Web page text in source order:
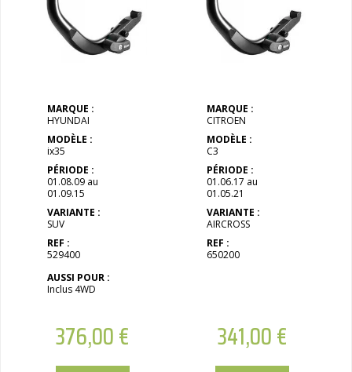
MARQUE :
HYUNDAI
MODÈLE :
ix35
PÉRIODE :
01.08.09 au
01.09.15
VARIANTE :
SUV
REF :
529400
AUSSI POUR :
Inclus 4WD
376,00€
MARQUE :
CITROEN
MODÈLE :
C3
PÉRIODE :
01.06.17 au
01.05.21
VARIANTE :
AIRCROSS
REF :
650200
341,00€